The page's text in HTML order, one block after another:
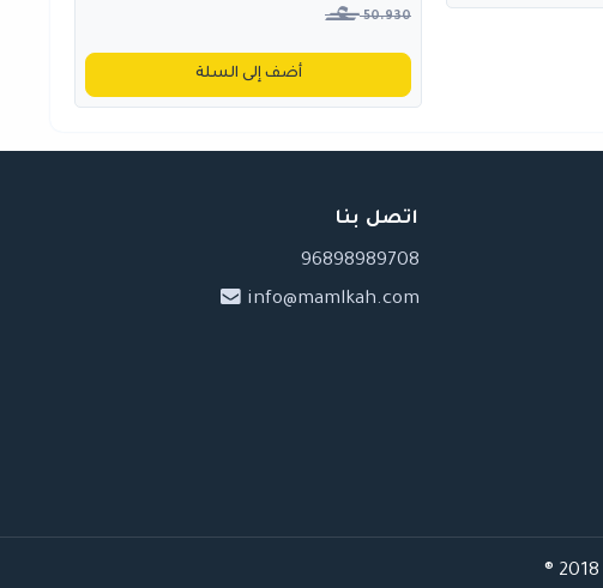
50.930
أضف إلى السلة
اتصل بنا
96898989708
info@mamlkah.com